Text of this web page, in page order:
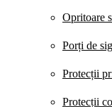
Opritoare
Porți de
Protecții
Protecții